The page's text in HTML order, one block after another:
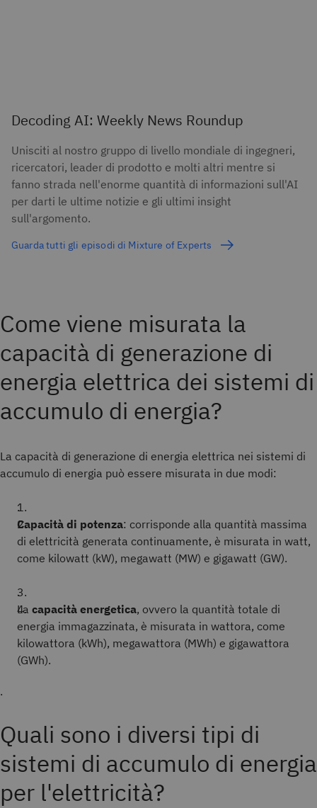
Decoding AI: Weekly News Roundup
Unisciti al nostro gruppo di livello mondiale di ingegneri,
ricercatori, leader di prodotto e molti altri mentre si
fanno strada nell'enorme quantità di informazioni sull'AI
per darti le ultime notizie e gli ultimi insight
sull'argomento.
Guarda tutti gli episodi di Mixture of Experts
Come viene misurata la
capacità di generazione di
energia elettrica dei sistemi di
accumulo di energia?
La capacità di generazione di energia elettrica nei sistemi di
accumulo di energia può essere misurata in due modi:
.
Capacità di potenza: corrisponde alla quantità massima
di elettricità generata continuamente, è misurata in watt,
come kilowatt (kW), megawatt (MW) e gigawatt (GW).
.
La capacità energetica, ovvero la quantità totale di
energia immagazzinata, è misurata in wattora, come
kilowattora (kWh), megawattora (MWh) e gigawattora
(GWh).
.
Quali sono i diversi tipi di
sistemi di accumulo di energia
per l'elettricità?